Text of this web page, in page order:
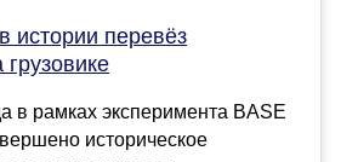
перевёз
в рамках эксперимента BASE
историческое